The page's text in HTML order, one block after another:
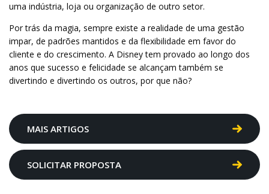
uma indústria, loja ou organização de outro setor.
Por trás da magia, sempre existe a realidade de uma gestão
impar, de padrões mantidos e da flexibilidade em favor do
cliente e do crescimento. A Disney tem provado ao longo dos
anos que sucesso e felicidade se alcançam também se
divertindo e divertindo os outros, por que não?
MAIS ARTIGOS
SOLICITAR PROPOSTA